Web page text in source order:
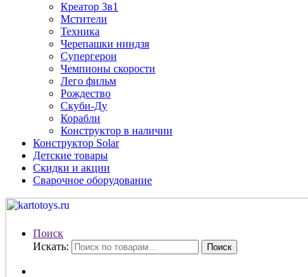
Креатор 3в1
Мстители
Техника
Черепашки ниндзя
Супергерои
Чемпионы скорости
Лего фильм
Рождество
Скуби-Ду
Корабли
Конструктор в наличии
Конструктор Solar
Детские товары
Скидки и акции
Сварочное оборудование
Поиск
Искать:
Поиск